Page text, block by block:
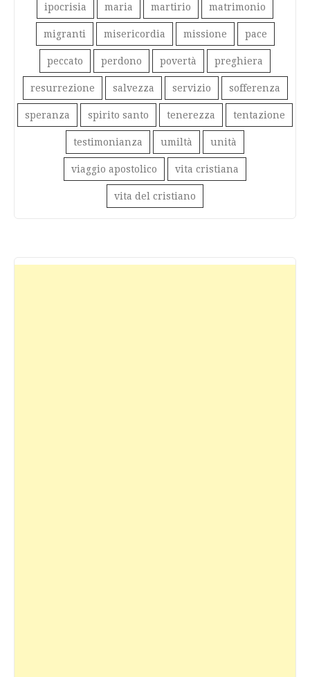
ipocrisia maria martirio matrimonio
migranti misericordia missione pace
peccato perdono povertà preghiera
resurrezione salvezza servizio sofferenza
speranza spirito santo tenerezza tentazione
testimonianza umiltà unità
viaggio apostolico vita cristiana
vita del cristiano